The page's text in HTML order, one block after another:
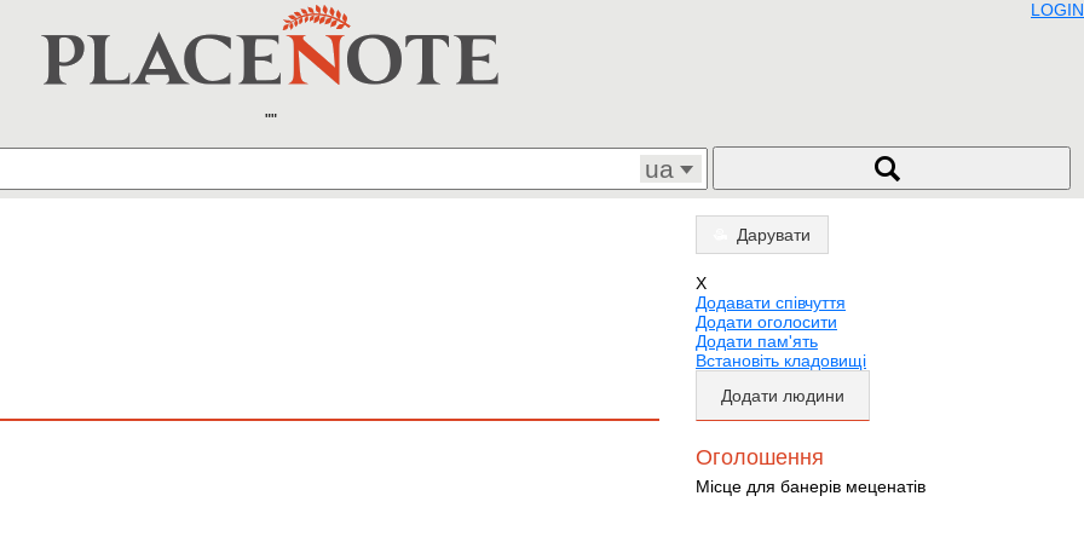
LOGIN
ua
Дарувати
X
Додавати співчуття
Додати оголосити
Додати пам'ять
Встановіть кладовищі
Додати людини
Оголошення
Місце для банерів меценатів